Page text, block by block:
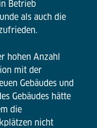
Betrieb
als auch die
hohen Anzahl
mit der
Gebäudes und
Gebäudes hätte
die
nicht